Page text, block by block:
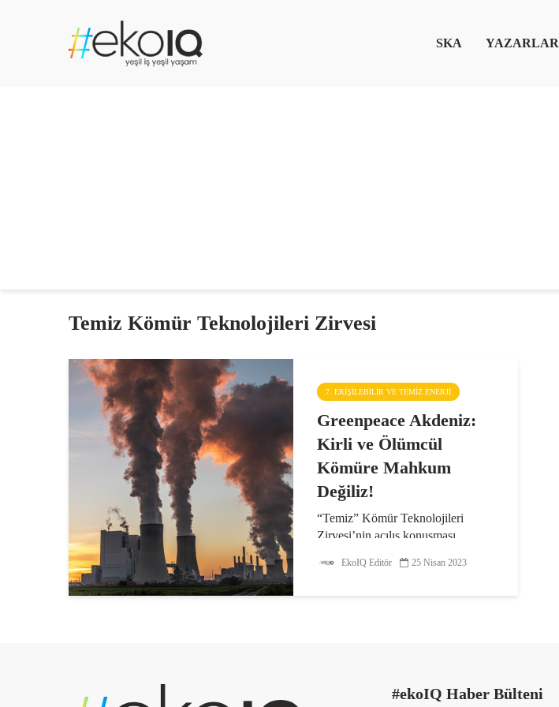
SKA YAZARLAR
Temiz Kömür Teknolojileri Zirvesi
7. ERIŞILEBILIR VE TEMIZ ENERJI
Greenpeace Akdeniz:
Kirli ve Ölümcül
Kömüre Mahkum
Değiliz!
“Temiz” Kömür Teknolojileri
Zirvesi’nin açılış konuşması
Genel Direktörü, “Havası Kirli,
EkoIQ Editör 25 Nisan 2023
#ekoIQ Haber Bülteni